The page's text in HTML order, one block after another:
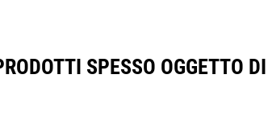
SPESSO OGGETTO